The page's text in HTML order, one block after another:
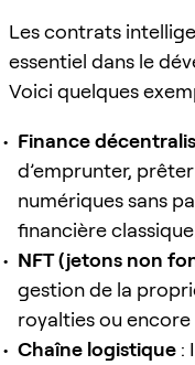
Les contrats
essentiel dans le
Voici quelques
Finance
d’emprunter,
numériques sans
financière
NFT (jetons non
gestion de la
royalties ou
Chaîne logistique :